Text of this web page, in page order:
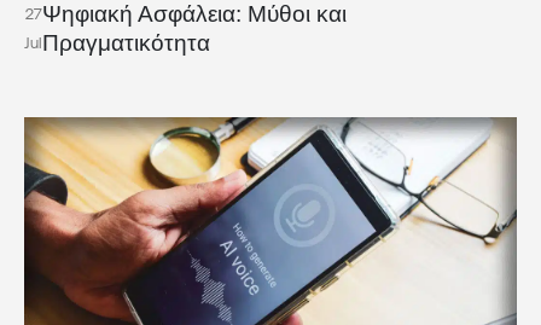
27
Jul
Ψηφιακή Ασφάλεια: Μύθοι και
Πραγματικότητα